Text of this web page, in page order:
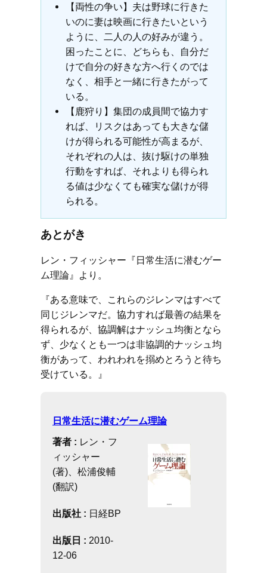
【両性の争い】夫は野球に行きた
いのに妻は映画に行きたいという
ように、二人の人の好みが違う。
困ったことに、どちらも、自分だ
けで自分の好きな方へ行くのでは
なく、相手と一緒に行きたがって
いる。
【鹿狩り】集団の成員間で協力す
れば、リスクはあっても大きな儲
けが得られる可能性が高まるが、
それぞれの人は、抜け駆けの単独
行動をすれば、それよりも得られ
る値は少なくても確実な儲けが得
られる。
あとがき
レン・フィッシャー『日常生活に潜むゲー
ム理論』より。
『ある意味で、これらのジレンマはすべて
同じジレンマだ。協力すれば最善の結果を
得られるが、協調解はナッシュ均衡となら
ず、少なくとも一つは非協調的ナッシュ均
衡があって、われわれを搦めとろうと待ち
受けている。』
日常生活に潜むゲーム理論
著者 : レン・フ
ィッシャー
(著)、松浦俊輔
(翻訳)
出版社 : 日経BP
出版日 : 2010-
12-06